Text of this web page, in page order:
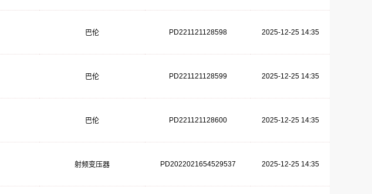
巴伦 PD221121128598 2025-12-25 14:35
巴伦 PD221121128599 2025-12-25 14:35
巴伦 PD221121128600 2025-12-25 14:35
射频变压器 PD2022021654529537 2025-12-25 14:35